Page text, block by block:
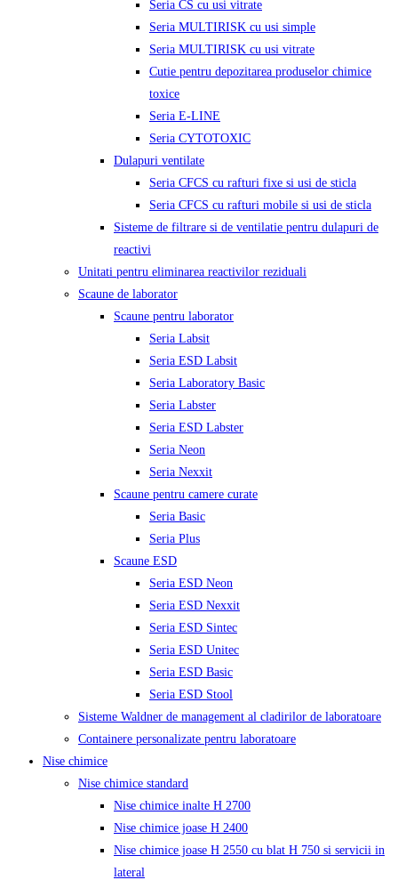
Seria CS cu usi vitrate
Seria MULTIRISK cu usi simple
Seria MULTIRISK cu usi vitrate
Cutie pentru depozitarea produselor chimice
toxice
Seria E-LINE
Seria CYTOTOXIC
Dulapuri ventilate
Seria CFCS cu rafturi fixe si usi de sticla
Seria CFCS cu rafturi mobile si usi de sticla
Sisteme de filtrare si de ventilatie pentru dulapuri de
reactivi
Unitati pentru eliminarea reactivilor reziduali
Scaune de laborator
Scaune pentru laborator
Seria Labsit
Seria ESD Labsit
Seria Laboratory Basic
Seria Labster
Seria ESD Labster
Seria Neon
Seria Nexxit
Scaune pentru camere curate
Seria Basic
Seria Plus
Scaune ESD
Seria ESD Neon
Seria ESD Nexxit
Seria ESD Sintec
Seria ESD Unitec
Seria ESD Basic
Seria ESD Stool
Sisteme Waldner de management al cladirilor de laboratoare
Containere personalizate pentru laboratoare
Nise chimice
Nise chimice standard
Nise chimice inalte H 2700
Nise chimice joase H 2400
Nise chimice joase H 2550 cu blat H 750 si servicii in
lateral